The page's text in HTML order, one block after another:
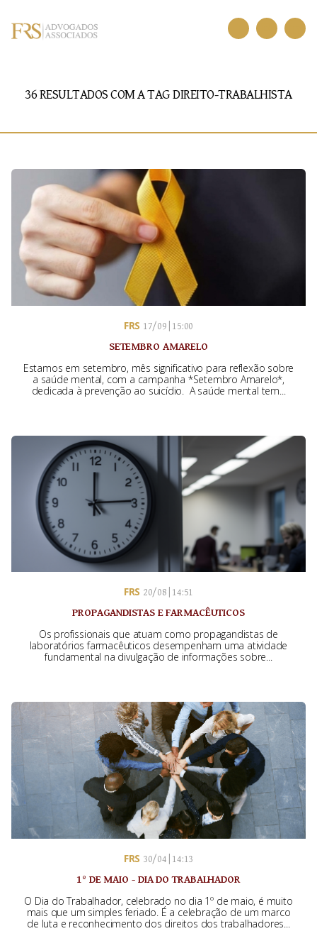
36 RESULTADOS COM A TAGDIREITO-TRABALHISTA
FRS 17/09 | 15:00
SETEMBRO AMARELO
Estamos em setembro, mês significativo para reflexão sobre
a saúde mental, com a campanha *Setembro Amarelo*,
dedicada à prevenção ao suicídio. A saúde mental tem...
FRS 20/08 | 14:51
PROPAGANDISTAS E FARMACÊUTICOS
Os profissionais que atuam como propagandistas de
laboratórios farmacêuticos desempenham uma atividade
fundamental na divulgação de informações sobre...
FRS 30/04 | 14:13
1º DE MAIO - DIA DO TRABALHADOR
O Dia do Trabalhador, celebrado no dia 1º de maio, é muito
mais que um simples feriado. É a celebração de um marco
de luta e reconhecimento dos direitos dos trabalhadores...